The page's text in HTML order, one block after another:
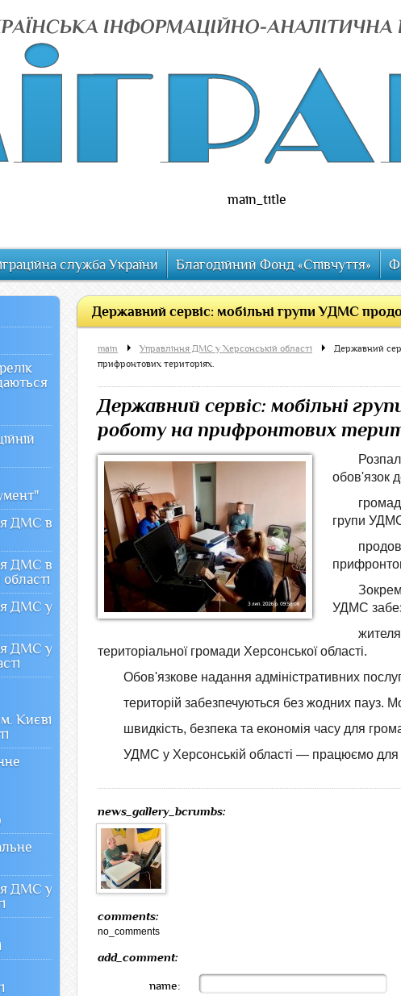
main_title
служба України Благодійний Фонд «Співчуття»
Державний сервіс: мобільні групи УДМС
main Управління ДМС у Херсонській області
Державний
прифронтових територіях.
Державний сервіс: мобільні
роботу на прифронтових
обов'язок
групи
УДМС
територіальної громади Херсонської області.
Обов'язкове надання адміністративних
територій забезпечуються без жодних пауз.
швидкість, безпека та економія часу для
УДМС у Херсонській області — працюємо для
news_gallery_bcrumbs:
comments:
no_comments
add_comment:
name:
ДМС в
ДМС в
ДМС у
ДМС у
Києві
ДМС у